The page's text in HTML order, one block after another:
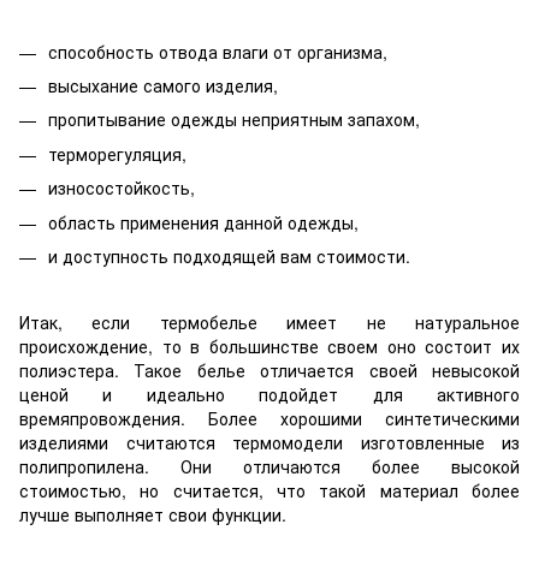
способность отвода влаги от организма,
высыхание самого изделия,
пропитывание одежды неприятным запахом,
терморегуляция,
износостойкость,
область применения данной одежды,
и доступность подходящей вам стоимости.
Итак, если термобелье имеет не натуральное
происхождение, то в большинстве своем оно состоит их
полиэстера. Такое белье отличается своей невысокой
ценой и идеально подойдет для активного
времяпровождения. Более хорошими синтетическими
изделиями считаются термомодели изготовленные из
полипропилена. Они отличаются более высокой
стоимостью, но считается, что такой материал более
лучше выполняет свои функции.